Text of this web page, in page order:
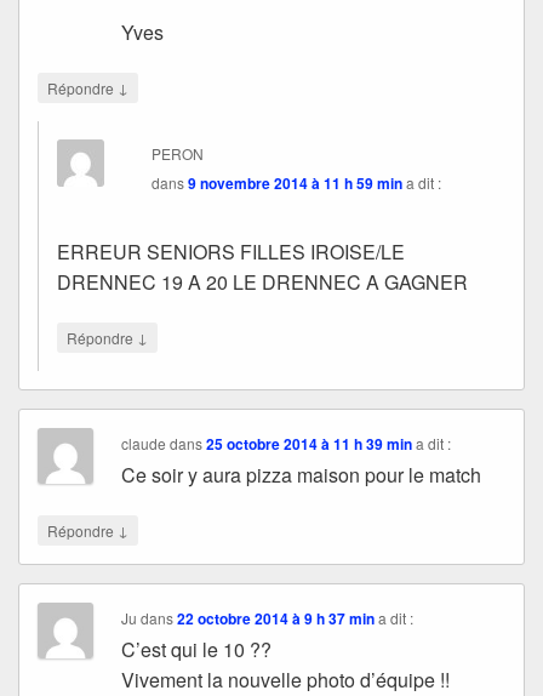
Yves
Répondre ↓
PERON
dans9 novembre 2014 à 11 h 59 mina dit :
ERREUR SENIORS FILLES IROISE/LE
DRENNEC 19 A 20 LE DRENNEC A GAGNER
Répondre ↓
claude dans25 octobre 2014 à 11 h 39 min a dit :
Ce soir y aura pizza maison pour le match
Répondre ↓
Ju dans22 octobre 2014 à 9 h 37 min a dit :
C’est qui le 10 ??
Vivement la nouvelle photo d’équipe !!